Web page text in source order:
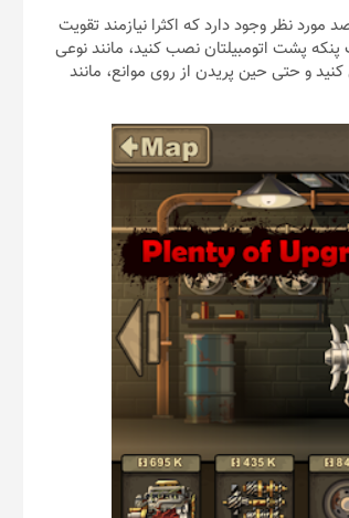
نظر وجود دارد که اکثرا نیازمند تقویت
پشت اتومبیلتان نصب کنید، مانند نوعی
و حتی حین پریدن از روی موانع، مانند